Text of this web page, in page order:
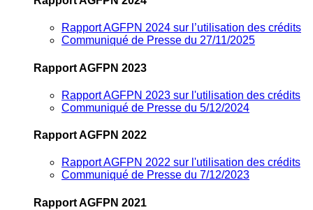
Rapport AGFPN 2024 sur l’utilisation des crédits
Communiqué de Presse du 27/11/2025
Rapport AGFPN 2023
Rapport AGFPN 2023 sur l'utilisation des crédits
Communiqué de Presse du 5/12/2024
Rapport AGFPN 2022
Rapport AGFPN 2022 sur l'utilisation des crédits
Communiqué de Presse du 7/12/2023
Rapport AGFPN 2021